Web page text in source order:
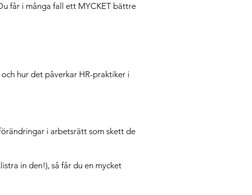
får i många fall ett MYCKET bättre
hur det påverkar HR-praktiker i
i arbetsrätt som skett de
in den!), så får du en mycket